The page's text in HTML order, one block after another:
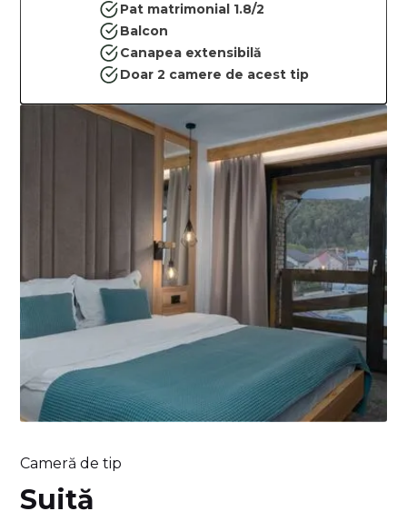
Pat matrimonial 1.8/2
Balcon
Canapea extensibilă
Doar 2 camere de acest tip
Cameră de tip
Suită